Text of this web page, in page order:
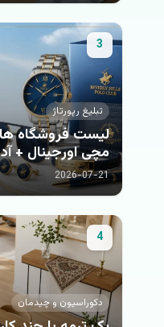
3
تبلیغ رپورتاژ
لیست فروشگاه
مچی اورجینال +
2026-07-21
4
دكوراسيون و چيدمان